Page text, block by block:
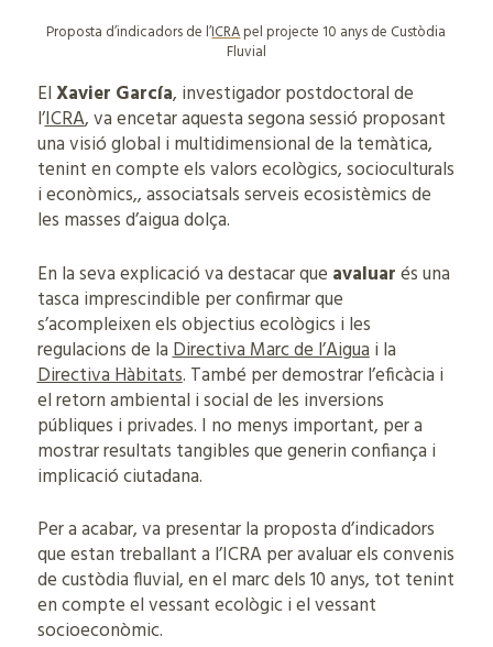
Proposta d’indicadors de l’ICRApel projecte 10 anys de Custòdia
Fluvial
ElXavier García, investigador postdoctoral de
l’ICRA, va encetar aquesta segona sessió proposant
una visió global i multidimensional de la temàtica,
tenint en compte els valors ecològics, socioculturals
i econòmics,, associatsals serveis ecosistèmics de
les masses d’aigua dolça.
En la seva explicació va destacar que avaluarés una
tasca imprescindible per confirmar que
s’acompleixen els objectius ecològics i les
regulacions de laDirectiva Marc de l’Aiguai la
Directiva Hàbitats. També per demostrar l’eficàcia i
el retorn ambiental i social de les inversions
públiques i privades. I no menys important, per a
mostrar resultats tangibles que generin confiança i
implicació ciutadana.
Per a acabar, va presentar la proposta d’indicadors
que estan treballant a l’ICRA per avaluar els convenis
de custòdia fluvial, en el marc dels 10 anys, tot tenint
en compte el vessant ecològic i el vessant
socioeconòmic.